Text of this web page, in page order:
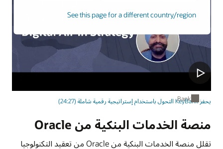
See this page for a different country/region
Banking
منصة الخدمات البنكية من Oracle
يحفز KeyBank التحول باستخدام إستراتيجية رقمية شاملة (24:27)
تقلل منصة الخدمات البنكية من Oracle من تعقيد التكنولوجيا